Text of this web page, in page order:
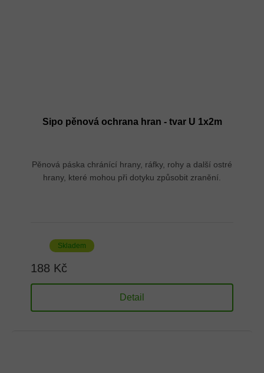
Sipo pěnová ochrana hran - tvar U 1x2m
Pěnová páska chránící hrany, ráfky, rohy a další ostré
hrany, které mohou při dotyku způsobit zranění.
Skladem
188 Kč
Detail